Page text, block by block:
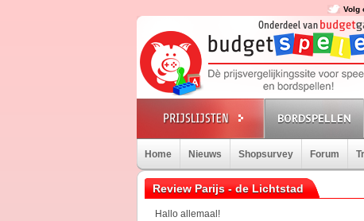
Volg
BORDSPELLEN
Home Nieuws Shopsurvey Forum
Review Parijs - de Lichtstad
Hallo allemaal!